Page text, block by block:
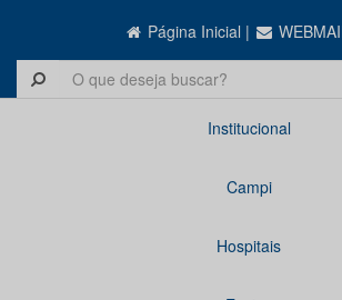
Página Inicial |
Institucional
Campi
Hospitais